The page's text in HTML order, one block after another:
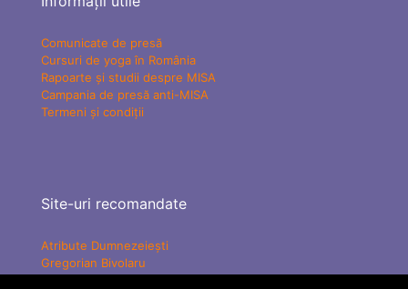
Comunicate de presă
Cursuri de yoga în România
Rapoarte și studii despre MISA
Campania de presă anti-MISA
Termeni și condiții
Site-uri recomandate
Atribute Dumnezeiești
Gregorian Bivolaru